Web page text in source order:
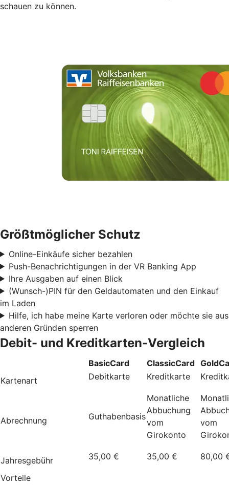
schauen zu können.
Größtmöglicher Schutz
Online-Einkäufe sicher bezahlen
Push-Benachrichtigungen in der VR Banking App
Ihre Ausgaben auf einen Blick
(Wunsch-)PIN für den Geldautomaten und den Einkauf
im Laden
Hilfe, ich habe meine Karte verloren oder möchte sie aus
anderen Gründen sperren
Debit- und Kreditkarten-Vergleich
BasicCard ClassicCard
Kartenart
Debitkarte Kreditkarte
Abrechnung Guthabenbasis
Monatliche
Abbuchung
vom
Girokonto
vom
Jahresgebühr 35,00 € 35,00 € 80,00
Vorteile